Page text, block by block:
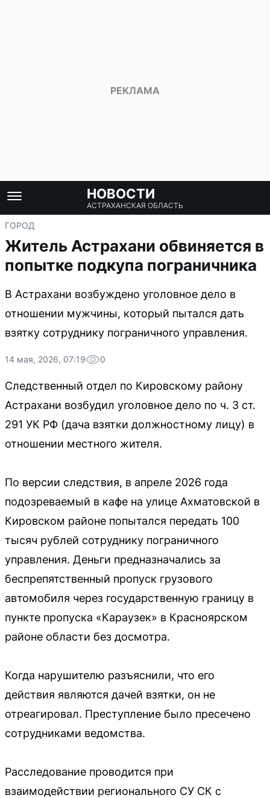
НОВОСТИ
АСТРАХАНСКАЯ ОБЛАСТЬ
ГОРОД
Житель Астрахани обвиняется в
попытке подкупа пограничника
В Астрахани возбуждено уголовное дело в
отношении мужчины, который пытался дать
взятку сотруднику пограничного управления.
14 мая, 2026, 07:19 0
Следственный отдел по Кировскому району
Астрахани возбудил уголовное дело по ч. 3 ст.
291 УК РФ (дача взятки должностному лицу) в
отношении местного жителя.
По версии следствия, в апреле 2026 года
подозреваемый в кафе на улице Ахматовской в
Кировском районе попытался передать 100
тысяч рублей сотруднику пограничного
управления. Деньги предназначались за
беспрепятственный пропуск грузового
автомобиля через государственную границу в
пункте пропуска «Караузек» в Красноярском
районе области без досмотра.
Когда нарушителю разъяснили, что его
действия являются дачей взятки, он не
отреагировал. Преступление было пресечено
сотрудниками ведомства.
Расследование проводится при
взаимодействии регионального СУ СК с